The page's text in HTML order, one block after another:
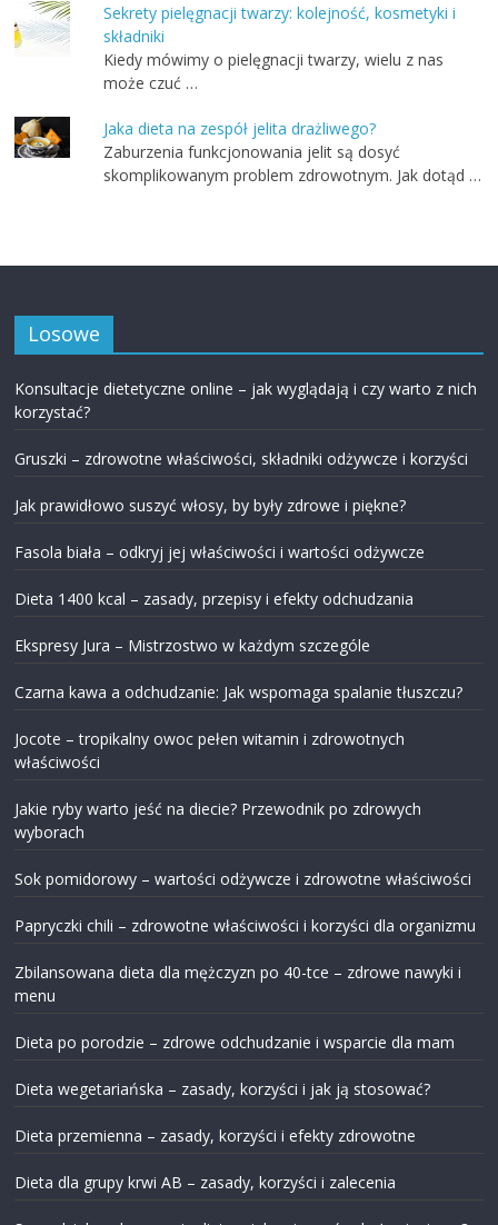
Sekrety pielęgnacji twarzy: kolejność, kosmetyki i
składniki
Kiedy mówimy o pielęgnacji twarzy, wielu z nas
może czuć …
Jaka dieta na zespół jelita drażliwego?
Zaburzenia funkcjonowania jelit są dosyć
skomplikowanym problem zdrowotnym. Jak dotąd …
Losowe
Konsultacje dietetyczne online – jak wyglądają i czy warto z nich
korzystać?
Gruszki – zdrowotne właściwości, składniki odżywcze i korzyści
Jak prawidłowo suszyć włosy, by były zdrowe i piękne?
Fasola biała – odkryj jej właściwości i wartości odżywcze
Dieta 1400 kcal – zasady, przepisy i efekty odchudzania
Ekspresy Jura – Mistrzostwo w każdym szczególe
Czarna kawa a odchudzanie: Jak wspomaga spalanie tłuszczu?
Jocote – tropikalny owoc pełen witamin i zdrowotnych
właściwości
Jakie ryby warto jeść na diecie? Przewodnik po zdrowych
wyborach
Sok pomidorowy – wartości odżywcze i zdrowotne właściwości
Papryczki chili – zdrowotne właściwości i korzyści dla organizmu
Zbilansowana dieta dla mężczyzn po 40-tce – zdrowe nawyki i
menu
Dieta po porodzie – zdrowe odchudzanie i wsparcie dla mam
Dieta wegetariańska – zasady, korzyści i jak ją stosować?
Dieta przemienna – zasady, korzyści i efekty zdrowotne
Dieta dla grupy krwi AB – zasady, korzyści i zalecenia